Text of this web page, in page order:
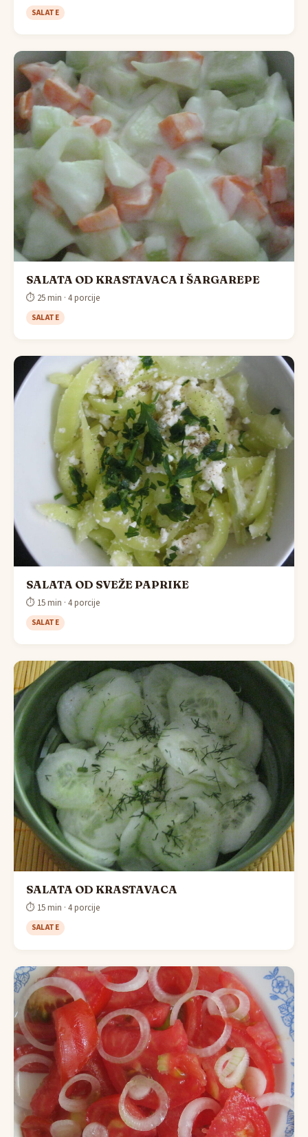
SALATE
SALATA OD KRASTAVACA I ŠARGAREPE
⏱ 25 min · 4 porcije
SALATE
SALATA OD SVEŽE PAPRIKE
⏱ 15 min · 4 porcije
SALATE
SALATA OD KRASTAVACA
⏱ 15 min · 4 porcije
SALATE